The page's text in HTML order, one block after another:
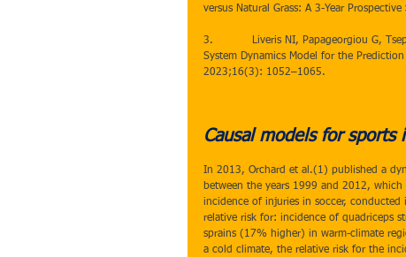
versus Natural Grass: A 3-Year Prospective
3.           Liveris NI, Papageorgiou G,
System Dynamics Model for the
2023;16(3): 1052–1065.
Causal models for
In 2013, Orchard et al.(1) published a
between the years 1999 and 2012,
incidence of injuries in soccer,
relative risk for: incidence of quadriceps
sprains (17% higher) in warm-climate
a cold climate, the relative risk for the